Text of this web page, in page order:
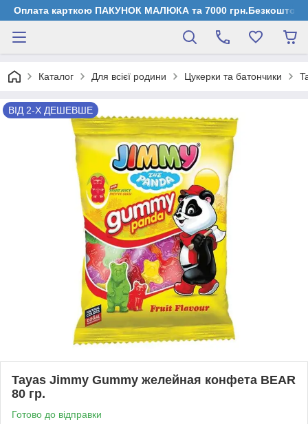
Оплата карткою ПАКУНОК МАЛЮКА та 7000 грн.Безкоштовна
Каталог Для всієї родини Цукерки та батончики
ВІД 2-Х ДЕШЕВШЕ
Tayas Jimmy Gummy желейная конфета BEAR
80 гр.
Готово до відправки